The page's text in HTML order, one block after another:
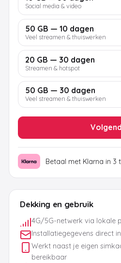
Dekking en gebruik
4G/5G-netwerk via lokale
Installatiegegevens direct
Werkt naast je eigen
bereikbaar
Social media & video
50 GB — 10 dagen
Veel streamen & thuiswerken
20 GB — 30 dagen
Streamen & hotspot
50 GB — 30 dagen
Veel streamen & thuiswerken
Betaal met Klarna in 3